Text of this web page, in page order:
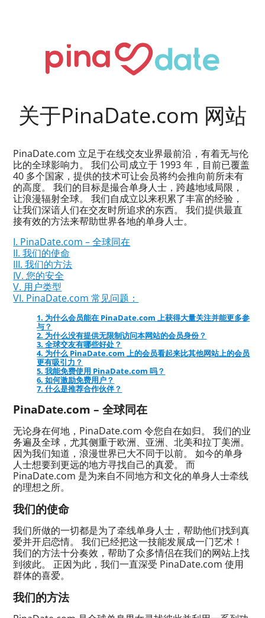
关于PinaDate.com 网站
PinaDate.com 立足于在线交友业界最前沿，有着无与伦
比的全球影响力。 我们公司成立于 1993 年，目前已覆盖
40 多个国家，提供的技术可让会员将约会推向前所未有
的高度。 我们的目标是撮合单身人士，跨越地域局限，
让浪漫辐射全球。 我们自成立以来积累了丰富的经验，
让我们深谙人们在交友时所追求的东西。 我们提供最直
接有效的方法来帮助世界各地的单身人士。
I. PinaDate.com – 全球同在
II. 我们的使命
III. 我们的方法
IV. 您的安全
V. 用户类型
VI. PinaDate.com 常见问题：
1. 为什么会员能在 PinaDate.com 上获得大量关注并能更多参
与？
2. 为什么没有提供无限制访问本网站的会员身份？
3. 全球交友有哪些好处？
4. 为什么 PinaDate.com 上的会员看起来比其他网站上的会员
更有吸引力？
5. 我能免费使用 PinaDate.com 吗？
6. 如何激励免费用户？
7. 什么是推荐合作伙伴？
PinaDate.com – 全球同在
无论身在何地，PinaDate.com 令您自在如归。 我们的业
务遍及全球，尤其侧重于欧洲、亚洲、北美和拉丁美洲。
因为我们知道，浪漫世界已大不同于以前。 如今的单身
人士想要到更远的地方寻找自己的真爱。 而
PinaDate.com 是为来自不同地方和文化的单身人士牵线
的理想之所。
我们的使命
我们所做的一切都是为了牵线单身人士，帮助他们找到真
爱并开启恋情。 我们已经把这一技能发展成一门艺术！
我们的方法十分奏效，帮助了众多情侣在我们的网站上找
到彼此。 正因为此，我们一直深受 PinaDate.com 使用
群体的喜爱。
我们的方法